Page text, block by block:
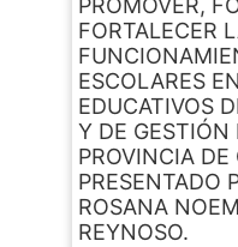
PROMOVER,
FORTALECER
ESCOLARES
EDUCATIVOS
Y DE GESTIÓN
PROVINCIA DE
PRESENTADO
ROSANA
REYNOSO.